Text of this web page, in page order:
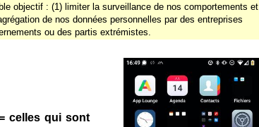
objectif : (1) limiter la surveillance de nos comportements et
de nos données personnelles par des entreprises
ou des partis extrémistes.
celles qui sont